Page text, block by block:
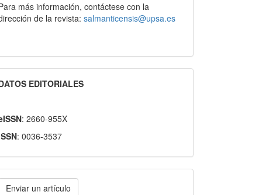
más información, contáctese con la
de la revista: salmanticensis@upsa.es
EDITORIALES
: 2660-955X
: 0036-3537
Enviar un artículo